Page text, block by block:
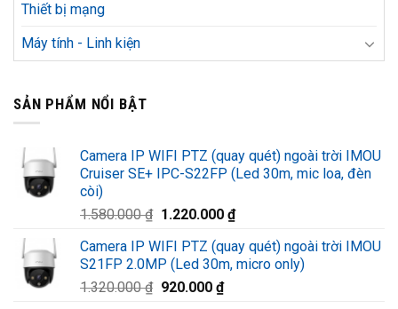
Thiết bị mạng
Máy tính - Linh kiện
SẢN PHẨM NỔI BẬT
Camera IP WIFI PTZ (quay quét) ngoài trời IMOU
Cruiser SE+ IPC-S22FP (Led 30m, mic loa, đèn
còi)
1.580.000₫ Giá
là:
1.580.000 ₫.
1.220.000 ₫Giá
tại
là:
Camera IP WIFI PTZ (quay quét) ngoài trời IMOU
S21FP 2.0MP (Led 30m, micro only)
1.320.000₫ Giá
920.000 ₫Giá